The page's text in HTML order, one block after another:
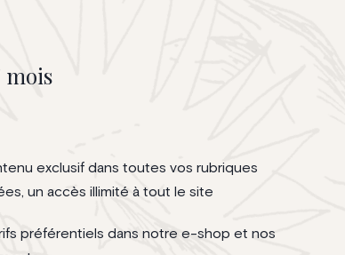
mois
exclusif dans toutes vos rubriques
un accès illimité à tout le site
préférentiels dans notre e-shop et nos